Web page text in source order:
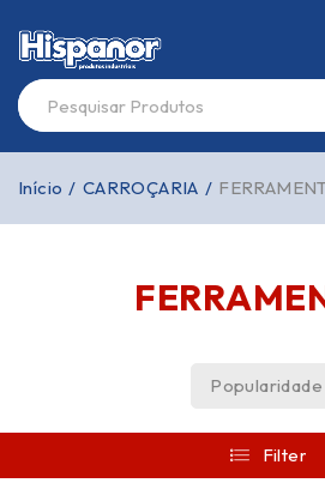
Início / CARROÇARIA /
Popularidade
Filter